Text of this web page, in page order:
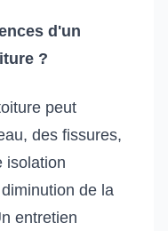
d'un
?
peut
des fissures,
isolation
de la
entretien